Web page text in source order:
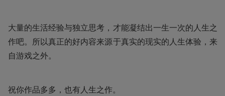
大量的生活经验与独立思考，才能凝结出一生一次的人生之
作吧。所以真正的好内容来源于真实的现实的人生体验，来
自游戏之外。
祝你作品多多，也有人生之作。